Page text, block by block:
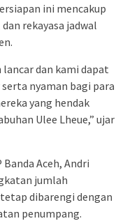
ini mencakup
rekayasa jadwal
dan kami dapat
nyaman bagi para
yang hendak
Ulee Lheue,” ujar
Aceh, Andri
jumlah
dibarengi dengan
penumpang.